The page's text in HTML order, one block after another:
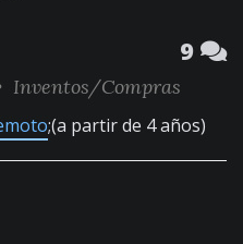
9
Inventos/Compras
;(a partir de 4 años)